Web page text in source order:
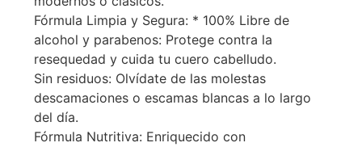
Fórmula Limpia y Segura: * 100% Libre de
alcohol y parabenos: Protege contra la
resequedad y cuida tu cuero cabelludo.
Sin residuos: Olvídate de las molestas
descamaciones o escamas blancas a lo largo
del día.
Fórmula Nutritiva: Enriquecido con